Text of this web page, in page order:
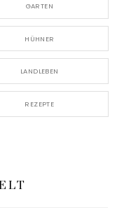
GARTEN
HÜHNER
LANDLEBEN
REZEPTE